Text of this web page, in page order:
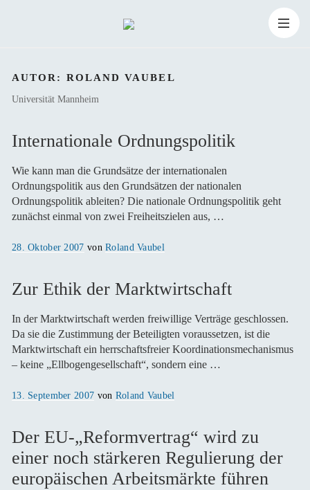
Inhalt
springen
nach:
AUTOR: ROLAND VAUBEL
Universität Mannheim
Internationale Ordnungspolitik
Wie kann man die Grundsätze der internationalen
Ordnungspolitik aus den Grundsätzen der nationalen
Ordnungspolitik ableiten? Die nationale Ordnungspolitik geht
zunächst einmal von zwei Freiheitszielen aus, …
Veröffentlicht
28. Oktober 2007 vonRoland Vaubel
Zur Ethik der Marktwirtschaft
In der Marktwirtschaft werden freiwillige Verträge geschlossen.
Da sie die Zustimmung der Beteiligten voraussetzen, ist die
Marktwirtschaft ein herrschaftsfreier Koordinationsmechanismus
– keine „Ellbogengesellschaft“, sondern eine …
Veröffentlicht
13. September 2007 von Roland Vaubel
Der EU-„Reformvertrag“ wird zu
einer noch stärkeren Regulierung der
europäischen Arbeitsmärkte führen